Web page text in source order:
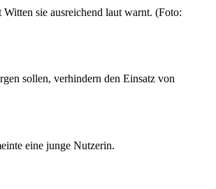
sie ausreichend laut warnt. (Foto:
sollen, verhindern den Einsatz von
eine junge Nutzerin.